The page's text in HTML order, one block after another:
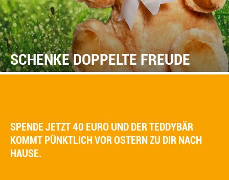
SCHENKE DOPPELTE FREUDE
SPENDE JETZT 40 EURO UND DER TEDDYBÄR
KOMMT PÜNKTLICH VOR OSTERN ZU DIR NACH
HAUSE.